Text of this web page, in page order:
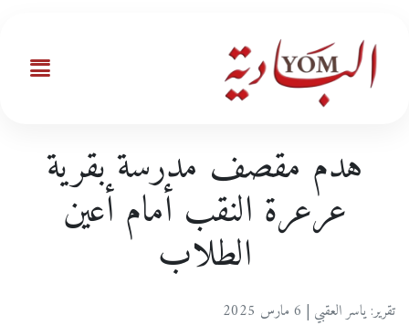
هدم مقصف مدرسة بقرية
عرعرة النقب أمام أعين
الطلاب
تقرير: ياسر العقبي | 6 مارس 2025